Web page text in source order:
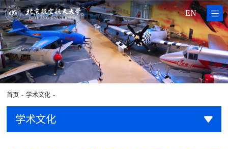
EN
首页 - 学术文化 -
学术文化